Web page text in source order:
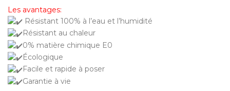
Les avantages:
Résistant 100% à l’eau et l’humidité
Résistant au chaleur
0% matière chimique E0
Écologique
Facile et rapide à poser
Garantie à vie